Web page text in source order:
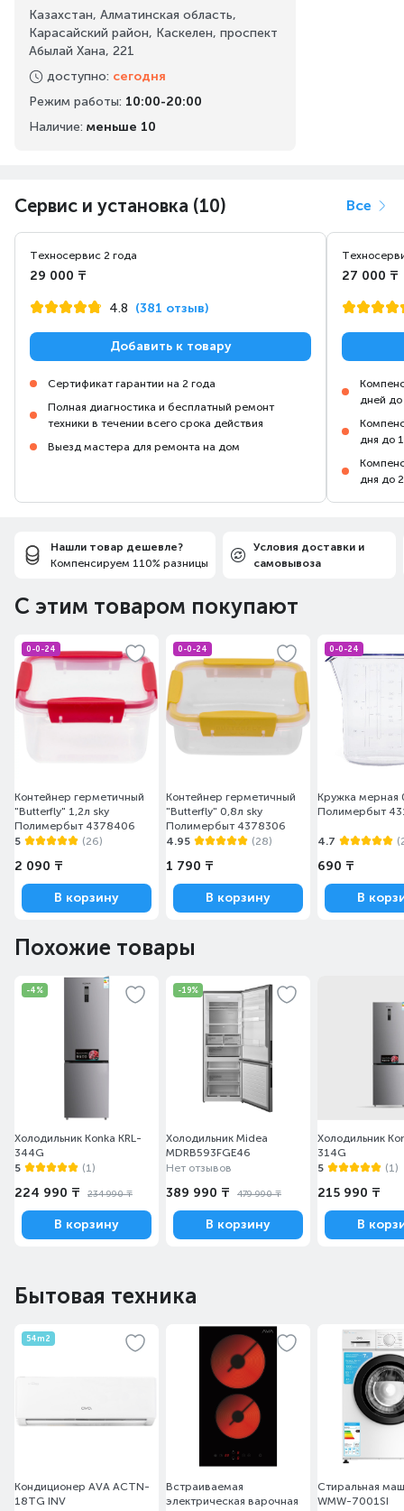
Казахстан, Алматинская область,
Карасайский район, Каскелен, проспект
Абылай Хана, 221
доступно: сегодня
Режим работы: 10:00-20:00
Наличие: меньше 10
Сервис и установка (10) Все
Техносервис 2 года
29 000 ₸
4.8 (381 отзыв)
Добавить к товару
Сертификат гарантии на 2 года
Полная диагностика и бесплатный ремонт
техники в течении всего срока действия
Выезд мастера для ремонта на дом
27 000 ₸
дней до
дня до
дня до
Нашли товар дешевле?
Компенсируем 110% разницы
Условия доставки и
самовывоза
С этим товаром покупают
0-0-24
Контейнер герметичный
"Butterfly" 1,2л sky
Полимербыт 4378406
5
(26)
2 090 ₸
В корзину
0-0-24
Контейнер герметичный
"Butterfly" 0,8л sky
Полимербыт 4378306
4.95
(28)
1 790 ₸
В корзину
0-0-24
Кружка мерная
Полимербыт
4.7
690 ₸
В
Похожие товары
-4%
Холодильник Konka KRL-
344G
5
(1)
224 990 ₸ 234 990 ₸
В корзину
-19%
Холодильник Midea
MDRB593FGE46
Нет отзывов
389 990 ₸ 479 990 ₸
В корзину
Холодильник
314G
5
(1)
215 990 ₸
В
Бытовая техника
54m2
Кондиционер AVA ACTN-
18TG INV
Встраиваемая
электрическая варочная
Стиральная
WMW-7001SI